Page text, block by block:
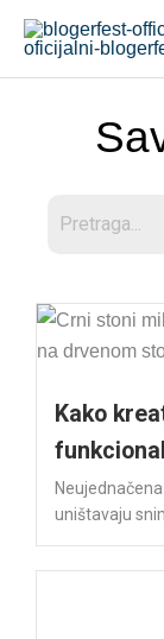
Skip
content
Kako
uništavaju